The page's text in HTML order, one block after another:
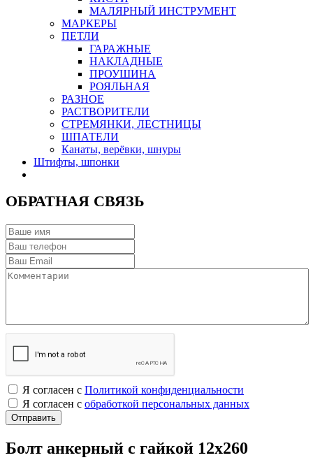
МАЛЯРНЫЙ ИНСТРУМЕНТ
МАРКЕРЫ
ПЕТЛИ
ГАРАЖНЫЕ
НАКЛАДНЫЕ
ПРОУШИНА
РОЯЛЬНАЯ
РАЗНОЕ
РАСТВОРИТЕЛИ
СТРЕМЯНКИ, ЛЕСТНИЦЫ
ШПАТЕЛИ
Канаты, верёвки, шнуры
Штифты, шпонки
ОБРАТНАЯ СВЯЗЬ
Я согласен с Политикой конфиденциальности
Я согласен с обработкой персональных данных
Болт анкерный с гайкой 12х260